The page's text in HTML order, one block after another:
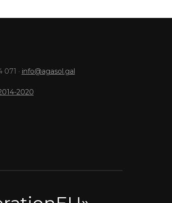
· info@agasol.gal
2020